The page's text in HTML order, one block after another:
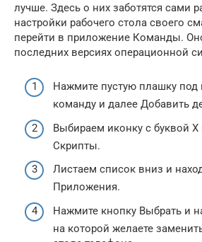
лучше. Здесь о них заботятся сами
настройки рабочего стола своего
перейти в приложение Команды.
последних версиях операционной
Нажмите пустую плашку под
команду и далее Добавить
Выбираем иконку с буквой
Скрипты.
Листаем список вниз и
Приложения.
Нажмите кнопку Выбрать и
на которой желаете